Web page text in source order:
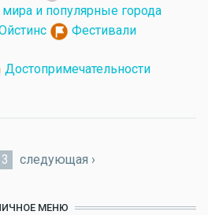
мира и популярные города
Фестивали
Достопримечательности
следующая ›
МЕНЮ